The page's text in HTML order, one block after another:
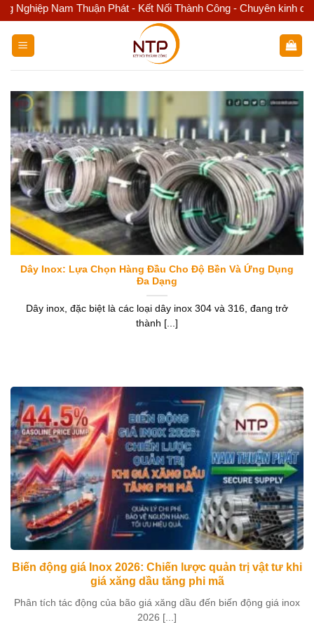
Bỏ
dung
Nam Thuận Phát - Kết Nối Thành Công - Chuyên kinh doanh
Dây Inox: Lựa Chọn Hàng Đầu Cho Độ Bền Và Ứng Dụng
Đa Dạng
Dây inox, đặc biệt là các loại dây inox 304 và 316, đang trở
thành [...]
Biến động giá Inox 2026: Chiến lược quản trị vật tư khi
giá xăng dầu tăng phi mã
Phân tích tác động của bão giá xăng dầu đến biến động giá inox
2026 [...]